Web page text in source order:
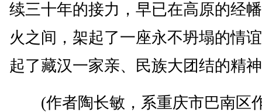
续三十年的接力，早已在高原的经
火之间，架起了一座永不坍塌的情
起了藏汉一家亲、民族大团结的精
(作者陶长敏，系重庆市巴南区